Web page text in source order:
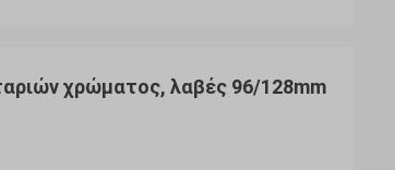
χρώματος, λαβές 96/128mm